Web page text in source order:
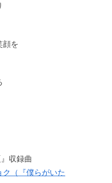
顔を
収録曲
ク（『僕らがいた